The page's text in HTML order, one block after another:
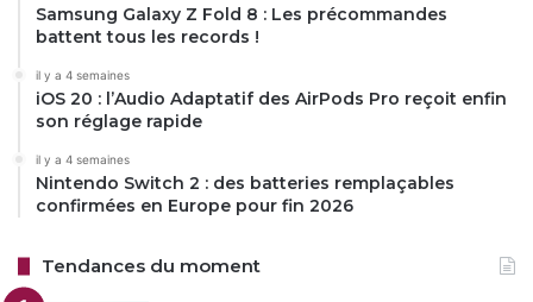
Samsung Galaxy Z Fold 8 : Les précommandes
battent tous les records !
il y a 4 semaines
iOS 20 : l’Audio Adaptatif des AirPods Pro reçoit enfin
son réglage rapide
il y a 4 semaines
Nintendo Switch 2 : des batteries remplaçables
confirmées en Europe pour fin 2026
Tendances du moment